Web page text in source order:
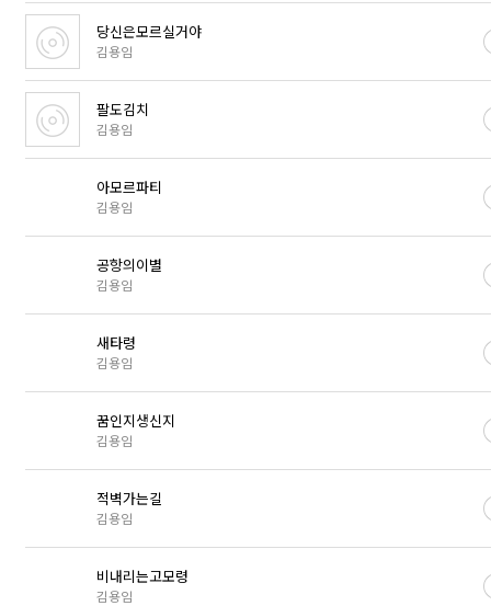
당신은모르실거야
김용임
팔도김치
김용임
아모르파티
김용임
공항의이별
김용임
새타령
김용임
꿈인지생신지
김용임
적벽가는길
김용임
비내리는고모령
김용임